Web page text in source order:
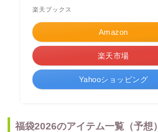
楽天ブックス
Amazon
楽天市場
Yahooショッピング
福袋2026のアイテム一覧（予想）